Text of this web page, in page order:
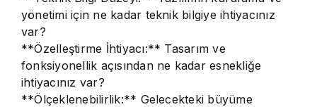
yönetimi için ne kadar teknik bilgiye ihtiyacınız
var?
**Özelleştirme İhtiyacı:** Tasarım ve
fonksiyonellik açısından ne kadar esnekliğe
ihtiyacınız var?
**Ölçeklenebilirlik:** Gelecekteki büyüme